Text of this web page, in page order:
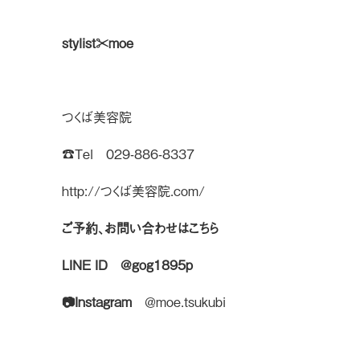
stylist✂︎moe
つくば美容院
☎︎Tel 029-886-8337
http://つくば美容院.com/
ご予約、お問い合わせはこちら
LINE ID @gog1895p
📷Instagram
＠moe.tsukubi